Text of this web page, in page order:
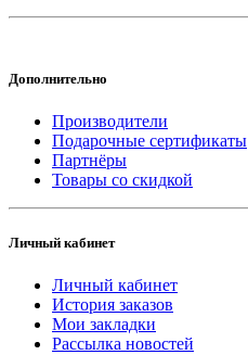
Дополнительно
Производители
Подарочные сертификаты
Партнёры
Товары со скидкой
Личный кабинет
Личный кабинет
История заказов
Мои закладки
Рассылка новостей